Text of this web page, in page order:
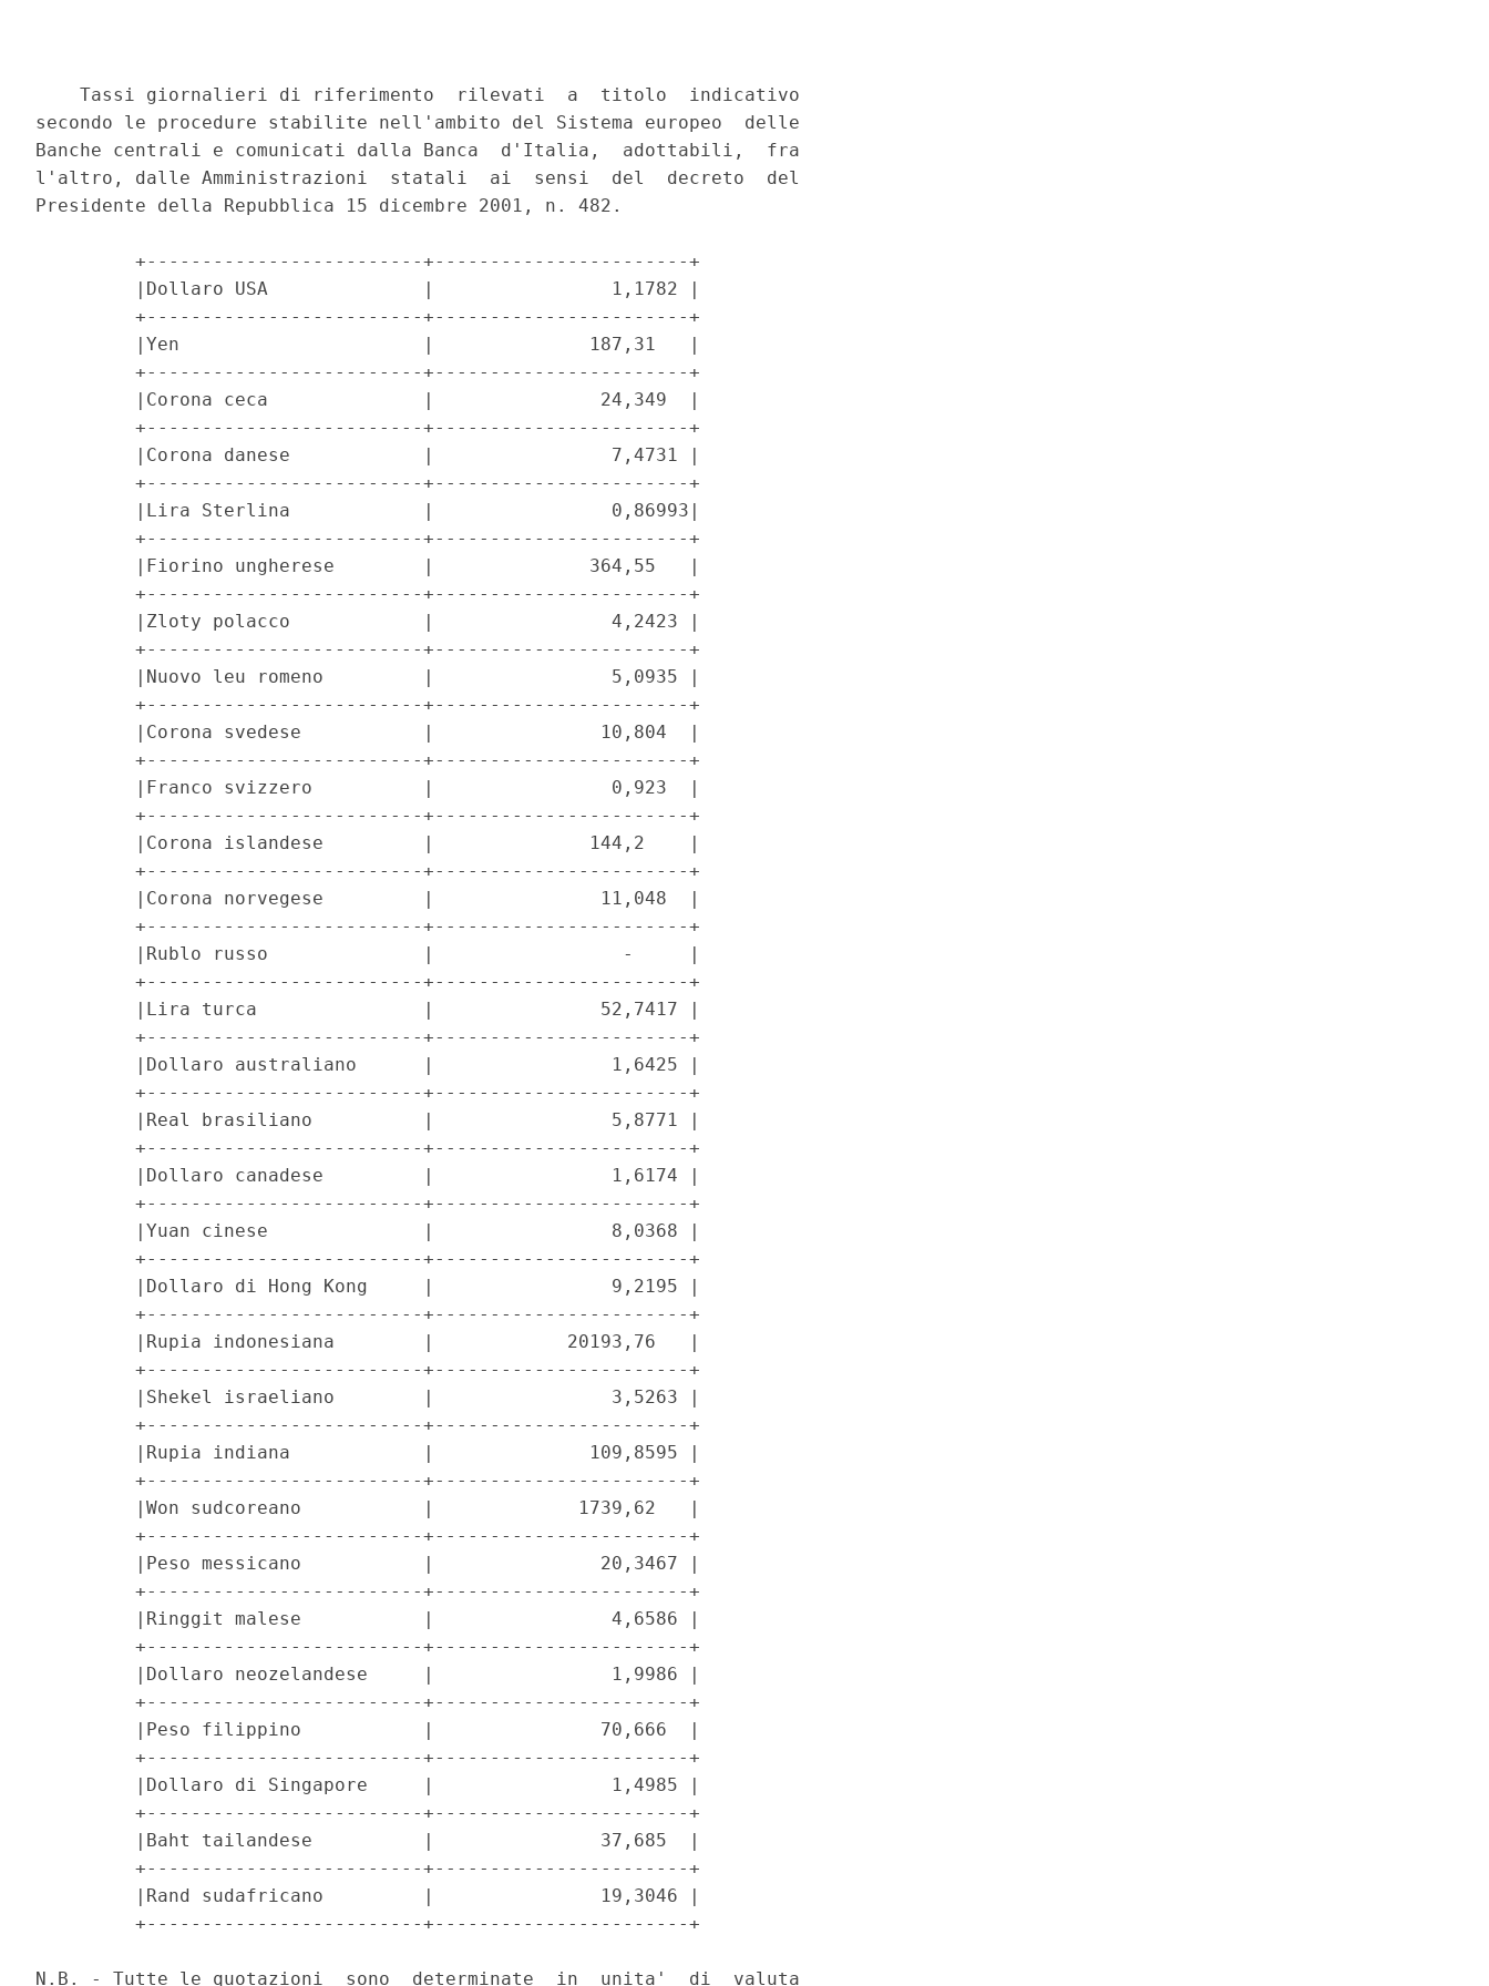
    Tassi giornalieri di riferimento  rilevati  a  titolo  indicativo
secondo le procedure stabilite nell'ambito del Sistema europeo  delle
Banche centrali e comunicati dalla Banca  d'Italia,  adottabili,  fra
l'altro, dalle Amministrazioni  statali  ai  sensi  del  decreto  del
Presidente della Repubblica 15 dicembre 2001, n. 482.
         +-------------------------+-----------------------+
         |Dollaro USA              |                1,1782 |
         +-------------------------+-----------------------+
         |Yen                      |              187,31   |
         +-------------------------+-----------------------+
         |Corona ceca              |               24,349  |
         +-------------------------+-----------------------+
         |Corona danese            |                7,4731 |
         +-------------------------+-----------------------+
         |Lira Sterlina            |                0,86993|
         +-------------------------+-----------------------+
         |Fiorino ungherese        |              364,55   |
         +-------------------------+-----------------------+
         |Zloty polacco            |                4,2423 |
         +-------------------------+-----------------------+
         |Nuovo leu romeno         |                5,0935 |
         +-------------------------+-----------------------+
         |Corona svedese           |               10,804  |
         +-------------------------+-----------------------+
         |Franco svizzero          |                0,923  |
         +-------------------------+-----------------------+
         |Corona islandese         |              144,2    |
         +-------------------------+-----------------------+
         |Corona norvegese         |               11,048  |
         +-------------------------+-----------------------+
         |Rublo russo              |                 -     |
         +-------------------------+-----------------------+
         |Lira turca               |               52,7417 |
         +-------------------------+-----------------------+
         |Dollaro australiano      |                1,6425 |
         +-------------------------+-----------------------+
         |Real brasiliano          |                5,8771 |
         +-------------------------+-----------------------+
         |Dollaro canadese         |                1,6174 |
         +-------------------------+-----------------------+
         |Yuan cinese              |                8,0368 |
         +-------------------------+-----------------------+
         |Dollaro di Hong Kong     |                9,2195 |
         +-------------------------+-----------------------+
         |Rupia indonesiana        |            20193,76   |
         +-------------------------+-----------------------+
         |Shekel israeliano        |                3,5263 |
         +-------------------------+-----------------------+
         |Rupia indiana            |              109,8595 |
         +-------------------------+-----------------------+
         |Won sudcoreano           |             1739,62   |
         +-------------------------+-----------------------+
         |Peso messicano           |               20,3467 |
         +-------------------------+-----------------------+
         |Ringgit malese           |                4,6586 |
         +-------------------------+-----------------------+
         |Dollaro neozelandese     |                1,9986 |
         +-------------------------+-----------------------+
         |Peso filippino           |               70,666  |
         +-------------------------+-----------------------+
         |Dollaro di Singapore     |                1,4985 |
         +-------------------------+-----------------------+
         |Baht tailandese          |               37,685  |
         +-------------------------+-----------------------+
         |Rand sudafricano         |               19,3046 |
         +-------------------------+-----------------------+
N.B. - Tutte le quotazioni  sono  determinate  in  unita'  di  valuta